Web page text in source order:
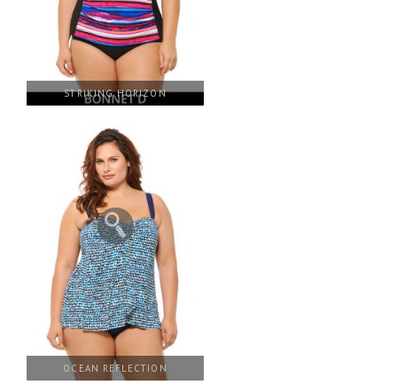
STRIKING HORIZON
OCEAN REFLECTION